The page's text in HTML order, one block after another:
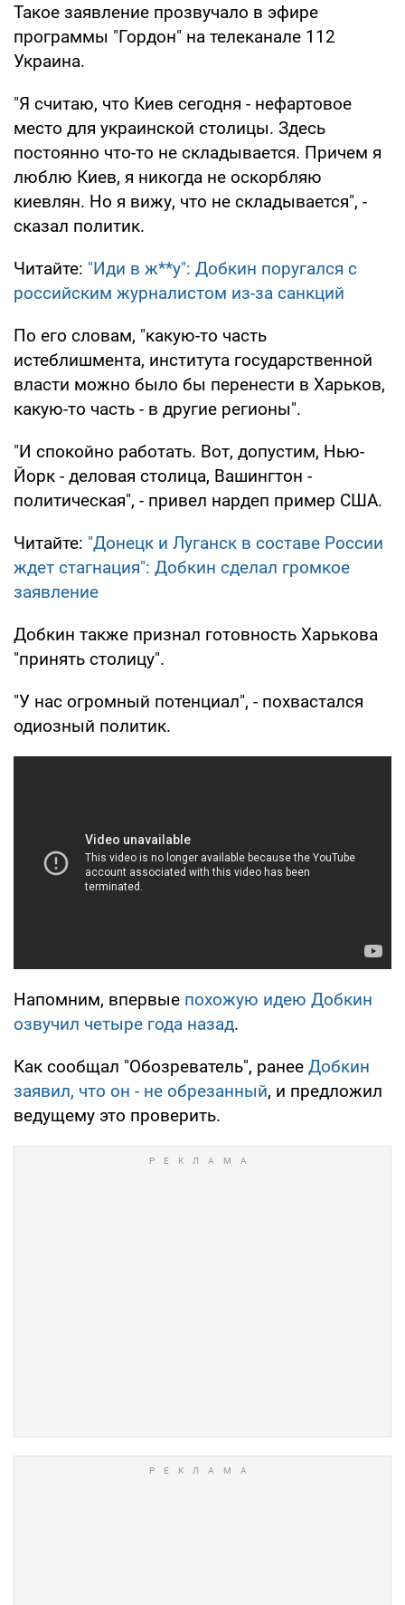
Такое заявление прозвучало в эфире
программы "Гордон" на телеканале 112
Украина.
"Я считаю, что Киев сегодня - нефартовое
место для украинской столицы. Здесь
постоянно что-то не складывается. Причем я
люблю Киев, я никогда не оскорбляю
киевлян. Но я вижу, что не складывается", -
сказал политик.
Читайте: "Иди в ж**у": Добкин поругался с
российским журналистом из-за санкций
По его словам, "какую-то часть
истеблишмента, института государственной
власти можно было бы перенести в Харьков,
какую-то часть - в другие регионы".
"И спокойно работать. Вот, допустим, Нью-
Йорк - деловая столица, Вашингтон -
политическая", - привел нардеп пример США.
Читайте: "Донецк и Луганск в составе России
ждет стагнация": Добкин сделал громкое
заявление
Добкин также признал готовность Харькова
"принять столицу".
"У нас огромный потенциал", - похвастался
одиозный политик.
Напомним, впервые похожую идею Добкин
озвучил четыре года назад.
Как сообщал "Обозреватель", ранее Добкин
заявил, что он - не обрезанный, и предложил
ведущему это проверить.